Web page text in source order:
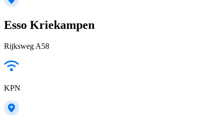
Esso Kriekampen
Rijksweg A58
KPN